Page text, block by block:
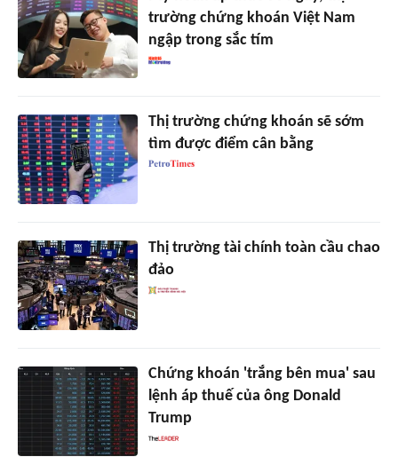
trường chứng khoán Việt Nam
ngập trong sắc tím
Thị trường chứng khoán sẽ sớm
tìm được điểm cân bằng
Thị trường tài chính toàn cầu chao
đảo
Chứng khoán 'trắng bên mua' sau
lệnh áp thuế của ông Donald
Trump